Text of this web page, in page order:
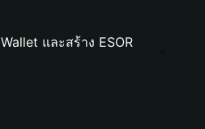
และสร้าง ESOR